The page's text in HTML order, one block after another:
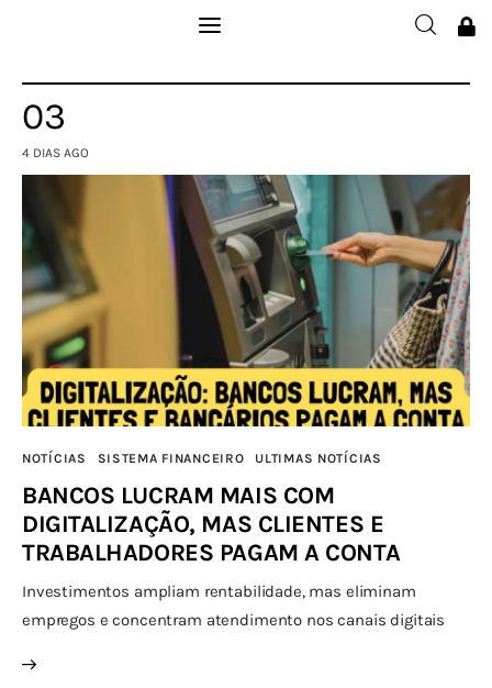
Institucional
Galerias
Notícias
Links
Contatos
03
4 DIAS AGO
NOTÍCIAS SISTEMA FINANCEIRO ULTIMAS NOTÍCIAS
BANCOS LUCRAM MAIS COM
DIGITALIZAÇÃO, MAS CLIENTES E
TRABALHADORES PAGAM A CONTA
Investimentos ampliam rentabilidade, mas eliminam
empregos e concentram atendimento nos canais digitais